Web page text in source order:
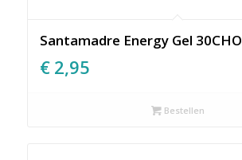
Santamadre Energy Gel 30CHO
€ 2,95
Bestellen